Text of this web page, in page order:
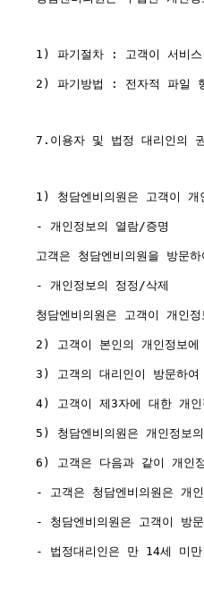
1) 파기절차 : 고객이 서비스
2) 파기방법 : 전자적 파일
7.이용자 및 법정 대리인의
1) 청담엔비의원은 고객이
- 개인정보의 열람/증명
고객은 청담엔비의원을 방문
- 개인정보의 정정/삭제
청담엔비의원은 고객이 개인
2) 고객이 본인의 개인정보
3) 고객의 대리인이 방문하여
4) 고객이 제3자에 대한 개인
5) 청담엔비의원은 개인정보
6) 고객은 다음과 같이 개인
- 고객은 청담엔비의원은 개
- 청담엔비의원은 고객이 방
- 법정대리인은 만 14세 미